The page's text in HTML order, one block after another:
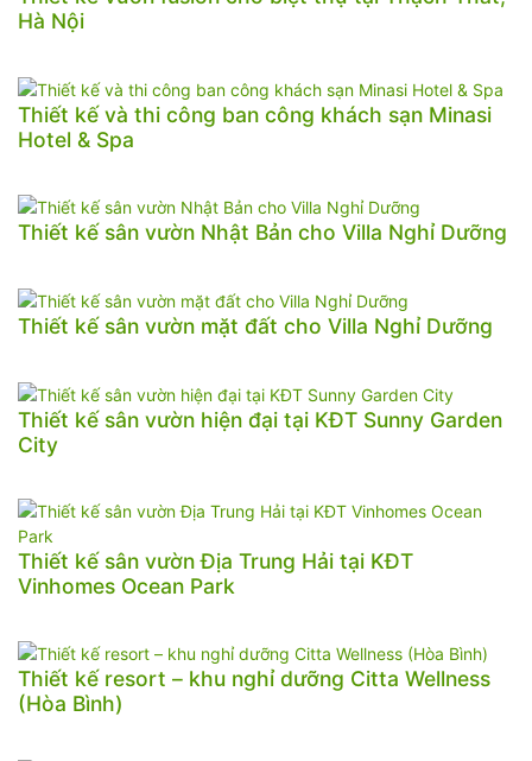
Hà Nội
Thiết kế và thi công ban công khách sạn Minasi
Hotel & Spa
Thiết kế sân vườn Nhật Bản cho Villa Nghỉ Dưỡng
Thiết kế sân vườn mặt đất cho Villa Nghỉ Dưỡng
Thiết kế sân vườn hiện đại tại KĐT Sunny Garden
City
Thiết kế sân vườn Địa Trung Hải tại KĐT
Vinhomes Ocean Park
Thiết kế resort – khu nghỉ dưỡng Citta Wellness
(Hòa Bình)